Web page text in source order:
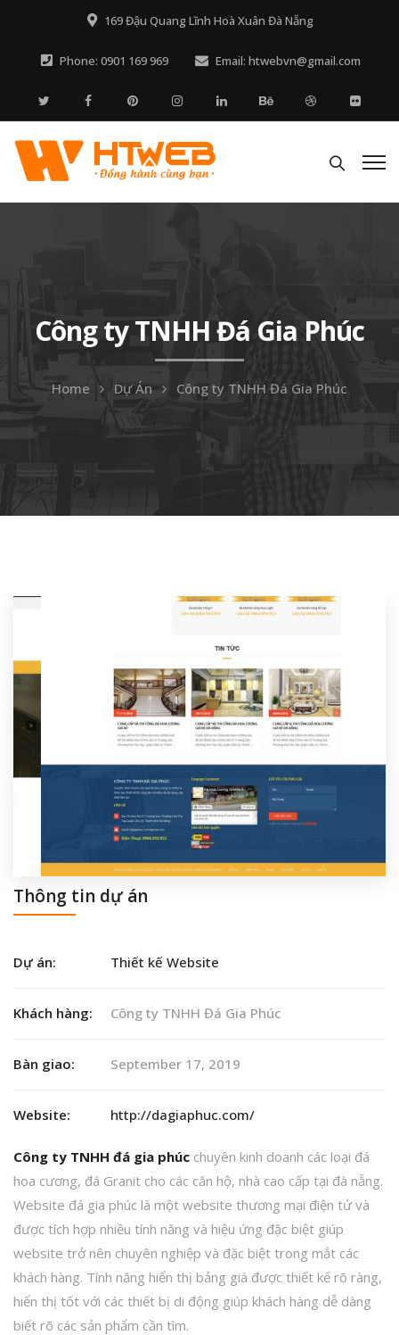
169 Đậu Quang Lĩnh Hoà Xuân Đà Nẵng
Phone: 0901 169 969 Email: htwebvn@gmail.com
Công ty TNHH Đá Gia Phúc
Home Dự Án Công ty TNHH Đá Gia Phúc
Thông tin dự án
Dự án: Thiết kế Website
Khách hàng: Công ty TNHH Đá Gia Phúc
Bàn giao: September 17, 2019
Website: http://dagiaphuc.com/
Công ty TNHH đá gia phúc chuyên kinh doanh các loại đá
hoa cương, đá Granit cho các căn hộ, nhà cao cấp tại đà nẵng.
Website đá gia phúc là một website thương mại điện tử và
được tích hợp nhiều tính năng và hiệu ứng đặc biệt giúp
website trở nên chuyên nghiệp và đặc biệt trong mắt các
khách hàng. Tính năng hiển thị bảng giá được thiết kế rõ ràng,
hiển thị tốt với các thiết bị di động giúp khách hàng dễ dàng
biết rõ các sản phẩm cần tìm.